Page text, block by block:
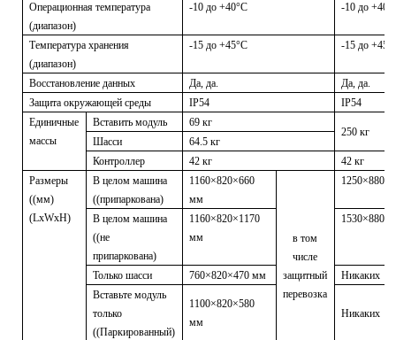
Операционная температура
(диапазон)
-10 до +40°C -10 до
Температура хранения
(диапазон)
-15 до +45°C -15 до
Восстановление данных Да, да.
Да, да.
Защита окружающей среды
IP54
IP54
Единичные
массы
Вставить модуль 69 кг
250 кг
Шасси
64.5 кг
Контроллер
42 кг
42 кг
Размеры
((мм)
(LxWxH)
В целом машина
((припаркована)
1160×820×660
мм
в том
числе
защитный
перевозка
В целом машина
((не
припаркована)
1160×820×1170
мм
Только шасси 760×820×470 мм
Никаких
Вставьте модуль
только
((Паркированный)
1100×820×580
мм
Никаких